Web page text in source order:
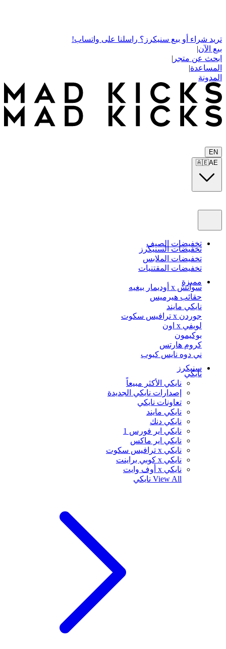
تريد شراء أو بيع سنيكرز؟ راسلنا على واتساب!
بيع الآن|
ابحث عن متجر |
المساعدة|
المدونة
EN
🇦🇪AE
تخفيضات الصيف
تخفيضات السنيكرز
تخفيضات الملابس
تخفيضات المقتنيات
مميزة
سواتش x أوديمار بيغيه
حقائب هيرميس
نايكي مايند
جوردن x ترافيس سكوت
لويفي x اون
بوكيمون
كروم هارتس
ني دوه نايس كيوب
سنيكرز
نايكي
نايكي الأكثر مبيعاً
إصدارات نايكي الجديدة
تعاونات نايكي
نايكي مايند
نايكي دنك
نايكي اير فورس 1
نايكي اير ماكس
نايكي x ترافيس سكوت
نايكي x كوبي براينت
نايكي x أوف وايت
View All نايكي